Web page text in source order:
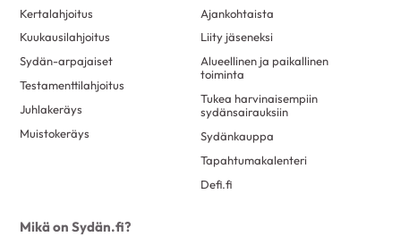
Kertalahjoitus
Kuukausilahjoitus
Sydän-arpajaiset
Testamenttilahjoitus
Juhlakeräys
Muistokeräys
Ajankohtaista
Liity jäseneksi
Alueellinen ja paikallinen
toiminta
Tukea harvinaisempiin
sydänsairauksiin
Sydänkauppa
Tapahtumakalenteri
Defi.fi
Mikä on Sydän.fi?